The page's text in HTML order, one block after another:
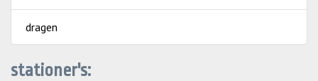
dragen
stationer's: